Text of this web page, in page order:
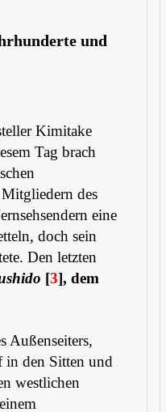
und
Kimitake
Tag brach
des
eine
doch sein
Den letzten
[3], dem
Außenseiters,
in den Sitten und
westlichen